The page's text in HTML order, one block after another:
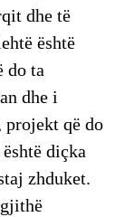
dhe të
është
do ta
dhe i
projekt që do
diçka
zhduket.